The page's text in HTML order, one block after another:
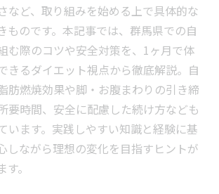
など、取り組みを始める上で具体的な
ものです。本記事では、群馬県での自
む際のコツや安全対策を、1ヶ月で体
きるダイエット視点から徹底解説。自
肪燃焼効果や脚・お腹まわりの引き締
要時間、安全に配慮した続け方なども
います。実践しやすい知識と経験に基
しながら理想の変化を目指すヒントが
。